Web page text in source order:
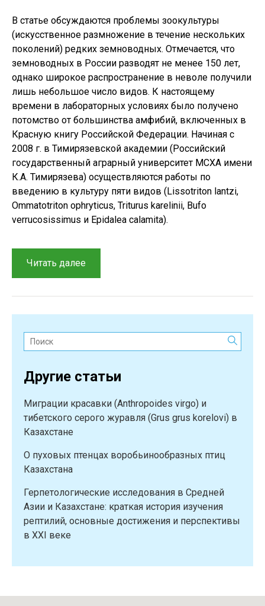
В статье обсуждаются проблемы зоокультуры
(искусственное размножение в течение нескольких
поколений) редких земноводных. Отмечается, что
земноводных в России разводят не менее 150 лет,
однако широкое распространение в неволе получили
лишь небольшое число видов. К настоящему
времени в лабораторных условиях было получено
потомство от большинства амфибий, включенных в
Красную книгу Российской Федерации. Начиная с
2008 г. в Тимирязевской академии (Российский
государственный аграрный университет МСХА имени
К.А. Тимирязева) осуществляются работы по
введению в культуру пяти видов (Lissotriton lantzi,
Ommatotriton ophryticus, Triturus karelinii, Bufo
verrucosissimus и Epidalea calamita).
Читать далее
методик
исчезающих
и
стран:
опыт
Поиск:
Другие статьи
Миграции красавки (Anthropoides virgo) и
тибетского серого журавля (Grus grus korelovi) в
Казахстане
О пуховых птенцах воробьинообразных птиц
Казахстана
Герпетологические исследования в Средней
Азии и Казахстане: краткая история изучения
рептилий, основные достижения и перспективы
в XXI веке